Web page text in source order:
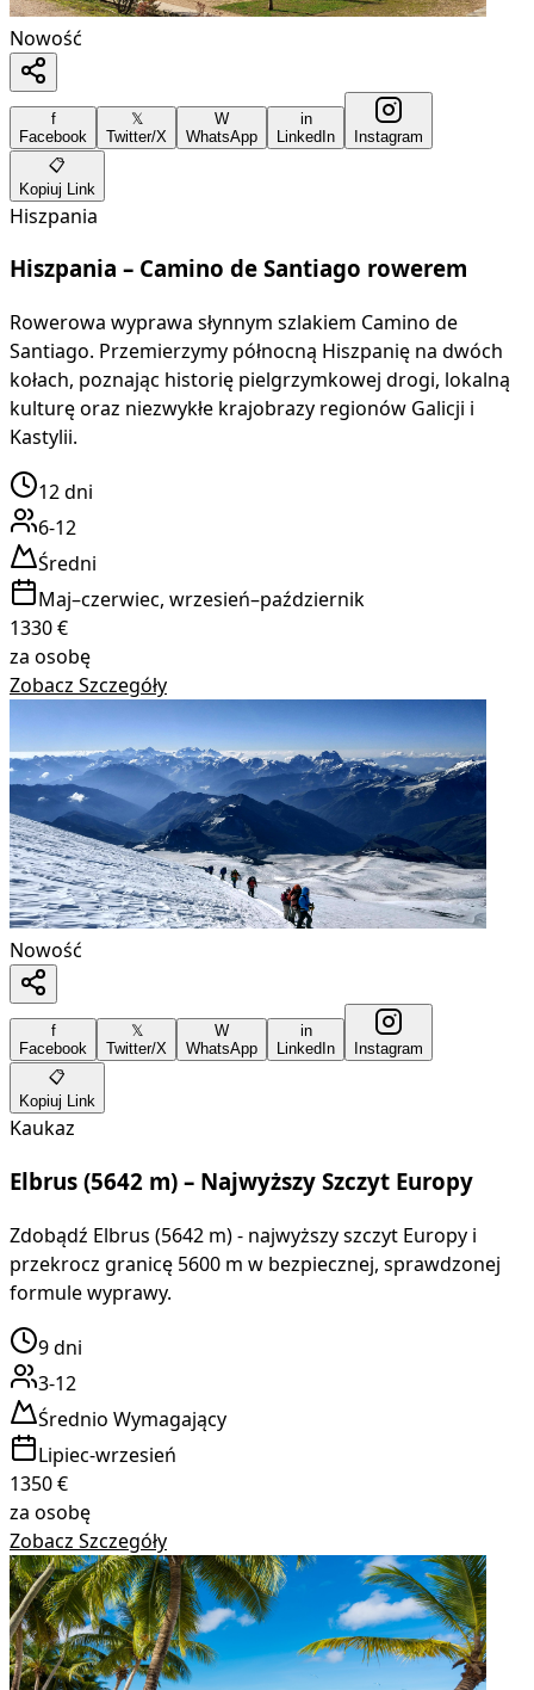
Nowość
f
Facebook
𝕏
Twitter/X
W
WhatsApp
in
LinkedIn
Instagram
📋
Kopiuj Link
Hiszpania
Hiszpania – Camino de Santiago rowerem
Rowerowa wyprawa słynnym szlakiem Camino de
Santiago. Przemierzymy północną Hiszpanię na dwóch
kołach, poznając historię pielgrzymkowej drogi, lokalną
kulturę oraz niezwykłe krajobrazy regionów Galicji i
Kastylii.
12dni
6-12
Średni
Maj–czerwiec, wrzesień–październik
1330€
za osobę
Zobacz Szczegóły
Nowość
f
Facebook
𝕏
Twitter/X
W
WhatsApp
in
LinkedIn
Instagram
📋
Kopiuj Link
Kaukaz
Elbrus (5642 m) – Najwyższy Szczyt Europy
Zdobądź Elbrus (5642 m) - najwyższy szczyt Europy i
przekrocz granicę 5600 m w bezpiecznej, sprawdzonej
formule wyprawy.
9dni
3-12
Średnio Wymagający
Lipiec-wrzesień
1350€
za osobę
Zobacz Szczegóły